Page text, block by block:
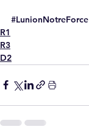
#LunionNotreForce
R1
R3
D2